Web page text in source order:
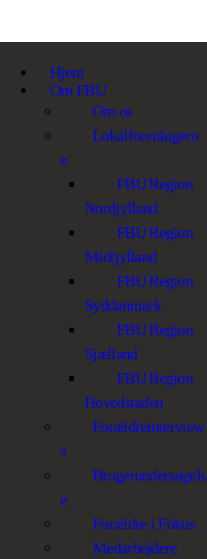
Hjem
Om FBU
Om os
Lokalforeningern
e
FBU Region
Nordjylland
FBU Region
Midtjylland
FBU Region
Syddanmark
FBU Region
Sjælland
FBU Region
Hovedstaden
Forældreinterview
s
Brugerundersøgels
e
Forældre i Fokus
Medarbejdere